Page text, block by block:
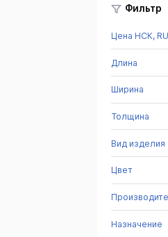
Фильтр
Цена НСК,
Длина
Ширина
Толщина
Вид изделия
Цвет
Назначение